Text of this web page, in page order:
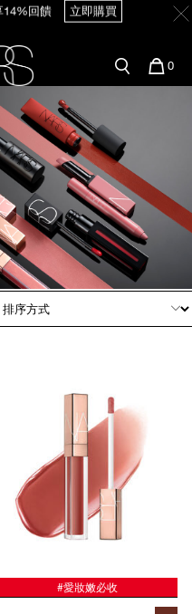
1送1
迷你腮紅露 立即購買
您
0
#愛妝嫩必收